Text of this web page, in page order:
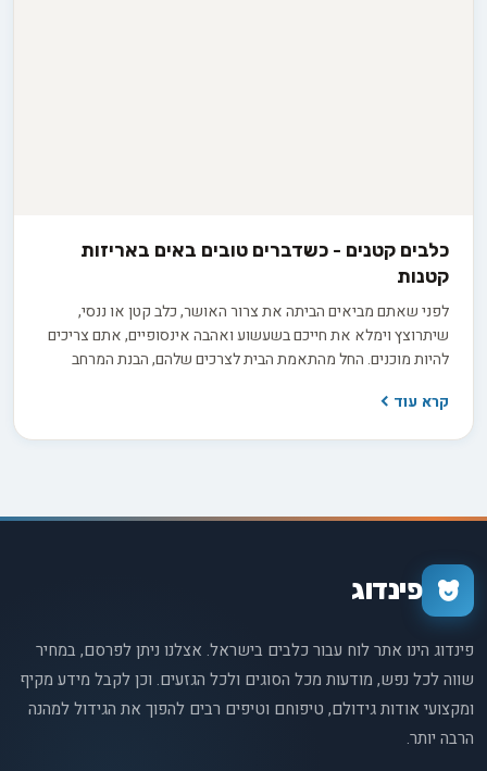
כלבים קטנים - כשדברים טובים באים באריזות
קטנות
לפני שאתם מביאים הביתה את צרור האושר, כלב קטן או ננסי,
שיתרוצץ וימלא את חייכם בשעשוע ואהבה אינסופיים, אתם צריכים
להיות מוכנים. החל מהתאמת הבית לצרכים שלהם, הבנת המרחב
בהם, בניית משטר אימונים ושמירה על בריאותם. מדריך זה מאפשר
קרא עוד
פינדוג
פינדוג הינו אתר לוח עבור כלבים בישראל. אצלנו ניתן לפרסם, במחיר
שווה לכל נפש, מודעות מכל הסוגים ולכל הגזעים. וכן לקבל מידע מקיף
ומקצועי אודות גידולם, טיפוחם וטיפים רבים להפוך את הגידול למהנה
הרבה יותר.